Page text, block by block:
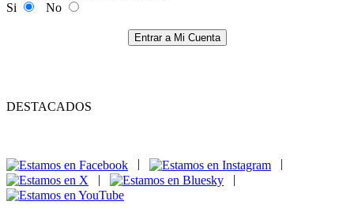
Si
No
Entrar a Mi Cuenta
DESTACADOS
|
|